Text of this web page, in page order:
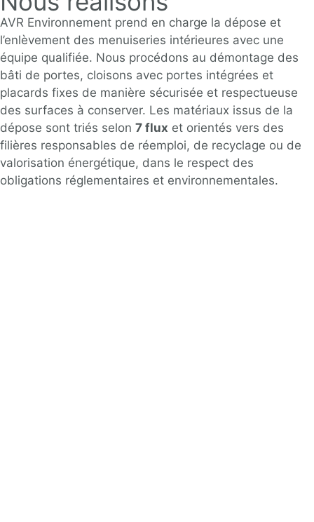
AVR Environnement prend en charge la dépose et
l’enlèvement des menuiseries intérieures avec une
équipe qualifiée. Nous procédons au démontage des
bâti de portes, cloisons avec portes intégrées et
placards fixes de manière sécurisée et respectueuse
des surfaces à conserver. Les matériaux issus de la
dépose sont triés selon 7 flux et orientés vers des
filières responsables de réemploi, de recyclage ou de
valorisation énergétique, dans le respect des
obligations réglementaires et environnementales.